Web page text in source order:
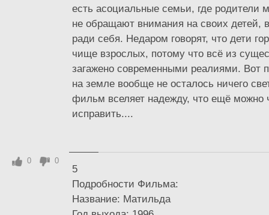
есть асоциальные семьи, где родители
не обращают внимания на своих детей,
ради себя. Недаром говорят, что дети
чище взрослых, потому что всё из
загажено современными реалиями. Вот
на земле вообще не осталось ничего
фильм вселяет надежду, что ещё можно
исправить....
5
Подробности Фильма:
Название: Матильда
0 0